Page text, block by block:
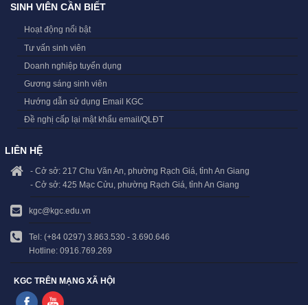
SINH VIÊN CẦN BIẾT
Hoạt động nổi bật
Tư vấn sinh viên
Doanh nghiệp tuyển dụng
Gương sáng sinh viên
Hướng dẫn sử dụng Email KGC
Đề nghị cấp lại mật khẩu email/QLĐT
LIÊN HỆ
- Cở sở: 217 Chu Văn An, phường Rạch Giá, tỉnh An Giang
- Cở sở: 425 Mạc Cửu, phường Rạch Giá, tỉnh An Giang
kgc@kgc.edu.vn
Tel: (+84 0297) 3.863.530 - 3.690.646
Hotline: 0916.769.269
KGC TRÊN MẠNG XÃ HỘI